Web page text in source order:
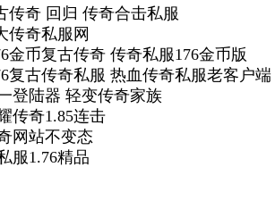
传奇 回归 传奇合击私服
传奇私服网
金币复古传奇 传奇私服176金币版
复古传奇私服 热血传奇私服老客户端
登陆器 轻变传奇家族
传奇1.85连击
网站不变态
服1.76精品